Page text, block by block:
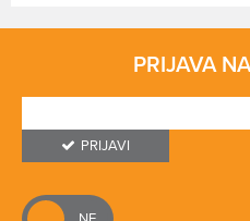
PRIJAVA
PRIJAVI